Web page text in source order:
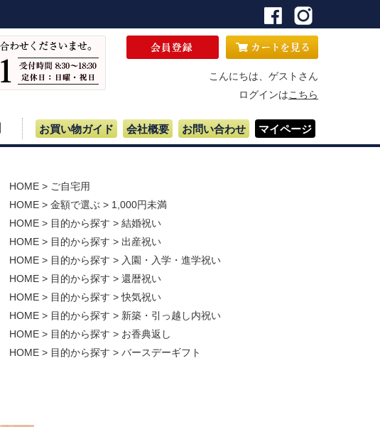
こんにちは、ゲストさん
ログインはこちら
お買い物ガイド 会社概要 お問い合わせ マイページ
HOME > ご自宅用
HOME > 金額で選ぶ > 1,000円未満
HOME > 目的から探す > 結婚祝い
HOME > 目的から探す > 出産祝い
HOME > 目的から探す > 入園・入学・進学祝い
HOME > 目的から探す > 還暦祝い
HOME > 目的から探す >快気祝い
HOME > 目的から探す > 新築・引っ越し内祝い
HOME > 目的から探す > お香典返し
HOME > 目的から探す > バースデーギフト